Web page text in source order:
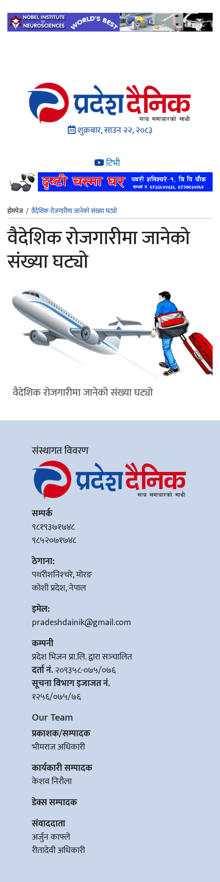
शुक्रबार, साउन २२, २०८३
टिभी
होमपेज /वैदेशिक रोजगारीमा जानेको संख्या घट्यो
वैदेशिक रोजगारीमा जानेको
संख्या घट्यो
वैदेशिक रोजगारीमा जानेको संख्या घट्यो
संस्थागत विवरण
सम्पर्क
९८१९३७१७४८
९८५२०७१७४८
ठेगाना:
पथरीशनिश्‍चरे, मोरङ
कोशी प्रदेश, नेपाल
इमेल:
pradeshdainik@gmail.com
कम्पनी
प्रदेश भिजन प्रा.लि. द्वारा सञ्‍चालित
दर्ता नं.२०९३५८-०७५/०७६
सूचना विभाग इजाजत नं.
१२५६/०७५/७६
Our Team
प्रकाशक/सम्पादक
भीमराज अधिकारी
कार्यकारी सम्पादक
केशव निरौला
डेक्स सम्पादक
संवाददाता
अर्जुन काफ्ले
रीतादेवी अधिकारी